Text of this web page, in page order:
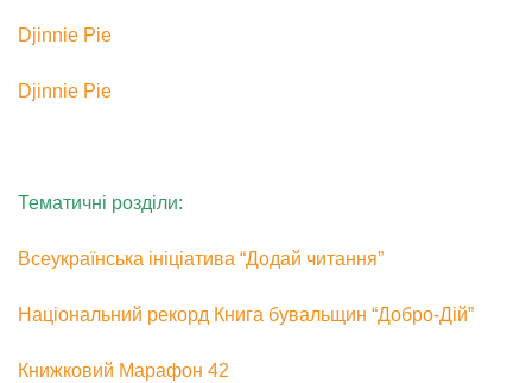
Djinnie Pie
Djinnie Pie
Тематичні розділи:
Всеукраїнська ініціатива “Додай читання”
Національний рекорд Книга бувальщин “Добро-Дій”
Книжковий Марафон 42